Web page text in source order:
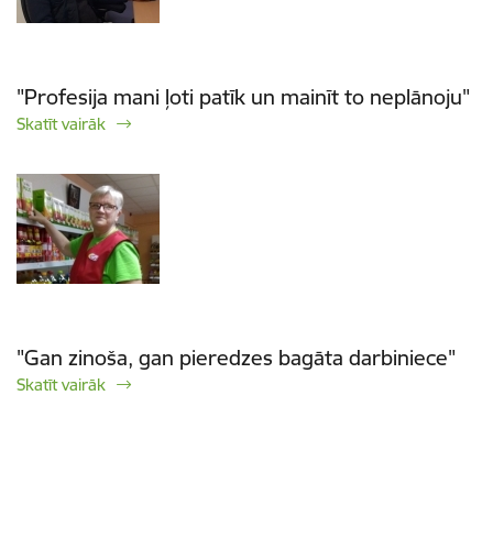
"Profesija mani ļoti patīk un mainīt to neplānoju"
Skatīt vairāk
"Gan zinoša, gan pieredzes bagāta darbiniece"
Skatīt vairāk